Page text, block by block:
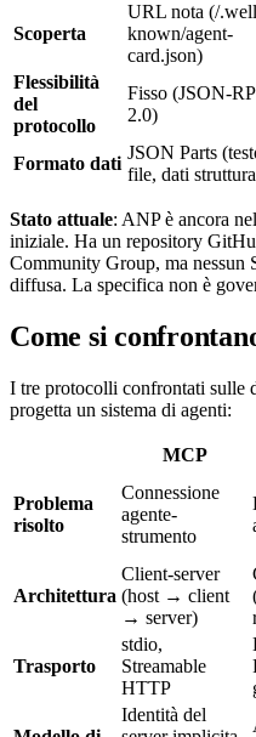
Scoperta
URL nota (/
known/agent-
card.json)
Flessibilità
del
protocollo
Fisso (JSON-
2.0)
Formato dati
JSON Parts
file, dati
Stato attuale: ANP è ancora
iniziale. Ha un repository
Community Group, ma nessun
diffusa. La specifica non è
Come si
I tre protocolli confrontati sulle
progetta un sistema di agenti:
MCP
Problema
risolto
Connessione
agente-
strumento
Architettura
Client-server
(host → client
→ server)
Trasporto
stdio,
Streamable
HTTP
Identità del